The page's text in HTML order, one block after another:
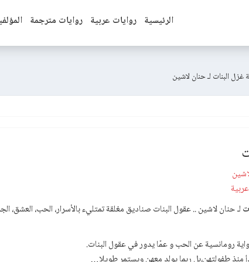
الرئيسية روايات عربية روايات مترجمة
غزل البنات لـ حنان لاشين
لـ حنان لاشين .. عقول البنات صناديق مغلقة تمتليء بالأسرار، الحب، العشق،
رومانسية عن الحب و عمّا يدور في عقول البنات.
منذ طفولتهن،بل ربما يولد معهن ويستمر طويلا…